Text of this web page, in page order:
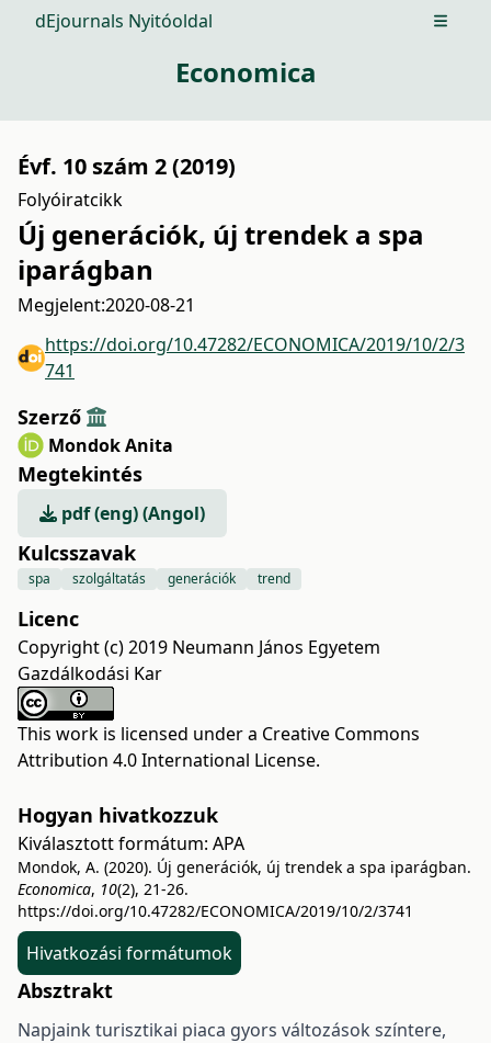
dEjournals Nyitóoldal Open
Economica
Évf. 10 szám 2 (2019)
Folyóiratcikk
Új generációk, új trendek a spa
iparágban
Megjelent:2020-08-21
https://doi.org/10.47282/ECONOMICA/2019/10/2/3
741
Szerző
Mondok Anita
Megtekintés
pdf (eng) (Angol)
Kulcsszavak
spa szolgáltatás generációk trend
Licenc
Copyright (c) 2019 Neumann János Egyetem
Gazdálkodási Kar
This work is licensed under a Creative Commons
Attribution 4.0 International License.
Hogyan hivatkozzuk
Kiválasztott formátum: APA
Mondok, A. (2020). Új generációk, új trendek a spa iparágban.
Economica, 10(2), 21-26.
https://doi.org/10.47282/ECONOMICA/2019/10/2/3741
Hivatkozási formátumok
Absztrakt
Napjaink turisztikai piaca gyors változások színtere,